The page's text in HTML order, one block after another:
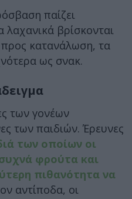
παίζει
βρίσκονται
κατανάλωση, τα
ως σνακ.
των γονέων
των παιδιών. Έρευνες
των οποίων οι
φρούτα και
πιθανότητα να
αντίποδα, οι